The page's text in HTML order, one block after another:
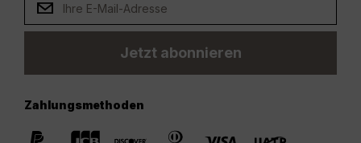
Jetzt abonnieren
Zahlungsmethoden